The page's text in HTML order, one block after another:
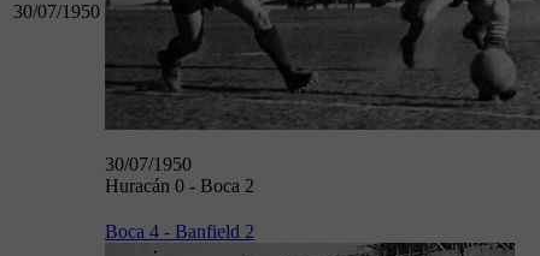
30/07/1950
30/07/1950
Huracán 0 - Boca 2
Boca 4 - Banfield 2